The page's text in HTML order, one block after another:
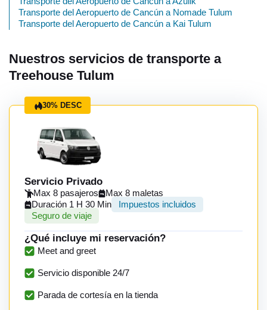
Transporte del Aeropuerto de Cancún a Nomade Tulum
Transporte del Aeropuerto de Cancún a Kai Tulum
Nuestros servicios de transporte a
Treehouse Tulum
30% DESC
Servicio Privado
Max 8 pasajeros
Max 8 maletas
Duración 1 H 30 Min
Impuestos incluidos
Seguro de viaje
¿Qué incluye mi reservación?
Meet and greet
Servicio disponible 24/7
Parada de cortesía en la tienda